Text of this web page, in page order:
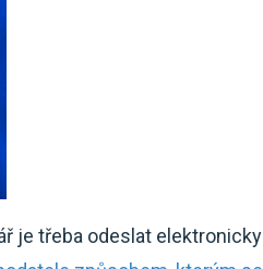
je třeba odeslat elektronicky